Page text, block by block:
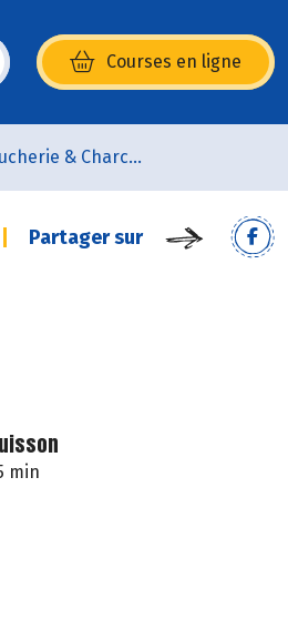
Courses en ligne
fenêtre)
Boucherie & Charcuterie
Partager sur
min